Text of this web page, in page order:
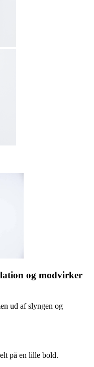
og modvirker
ud af slyngen og
på en lille bold.